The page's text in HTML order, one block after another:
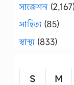
সাজেশন (2,167)
সাহিত্য(85)
স্বাস্থ্য(833)
S
M